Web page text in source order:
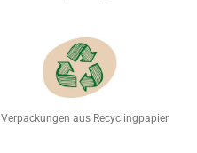
Verpackungen aus Recyclingpapier